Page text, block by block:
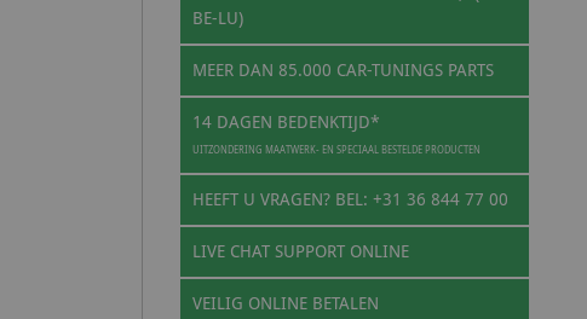
BE-LU)
MEER DAN 85.000 CAR-TUNINGS PARTS
14 DAGEN BEDENKTIJD*
UITZONDERING MAATWERK- EN SPECIAAL BESTELDE PRODUCTEN
HEEFT U VRAGEN? BEL: +31 36 844 77 00
LIVE CHAT SUPPORT ONLINE
VEILIG ONLINE BETALEN